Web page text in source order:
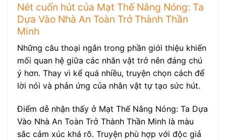
Nét cuốn hút của Mạt Thế Nắng Nóng: Ta
Dựa Vào Nhà An Toàn Trở Thành Thần
Minh
Những câu thoại ngắn trong phần giới thiệu khiến
mối quan hệ giữa các nhân vật trở nên đáng chú
ý hơn. Thay vì kể quá nhiều, truyện chọn cách để
lời nói và phản ứng của nhân vật tự tạo sức hút.
Điểm dễ nhận thấy ở Mạt Thế Nắng Nóng: Ta Dựa
Vào Nhà An Toàn Trở Thành Thần Minh là màu
sắc cảm xúc khá rõ. Truyện phù hợp với độc giả